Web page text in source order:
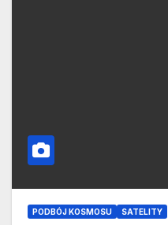
PODBÓJ KOSMOSU SATELITY